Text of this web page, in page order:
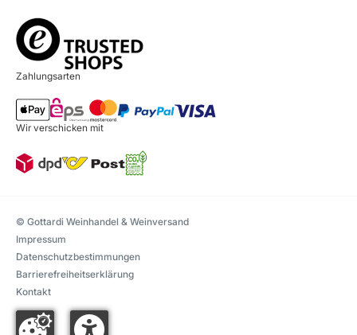
Zahlungsarten
Wir verschicken mit
© Gottardi Weinhandel & Weinversand
Impressum
Datenschutzbestimmungen
Barrierefreiheitserklärung
Kontakt